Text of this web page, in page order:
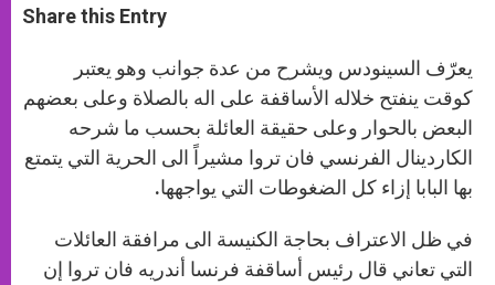
t
s
s
e
g
e
r
e
b
k
r
Share this Entry
يعرّف السينودس ويشرح من عدة جوانب وهو يعتبر
كوقت ينفتح خلاله الأساقفة على اله بالصلاة وعلى بعضهم
البعض بالحوار وعلى حقيقة العائلة بحسب ما شرحه
الكاردينال الفرنسي فان تروا مشيراً الى الحرية التي يتمتع
بها البابا إزاء كل الضغوطات التي يواجهها.
في ظل الاعتراف بحاجة الكنيسة الى مرافقة العائلات
التي تعاني قال رئيس أساقفة فرنسا أندريه فان تروا إن